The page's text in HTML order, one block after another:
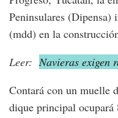
Peninsulares (Dipensa)
(mdd) en la
Leer: Navieras exigen
Contará con un muelle
dique principal ocupará